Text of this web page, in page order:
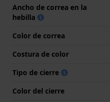
Ancho de correa en la
hebilla
Color de correa
Costura de color
Tipo de cierre
Color del cierre